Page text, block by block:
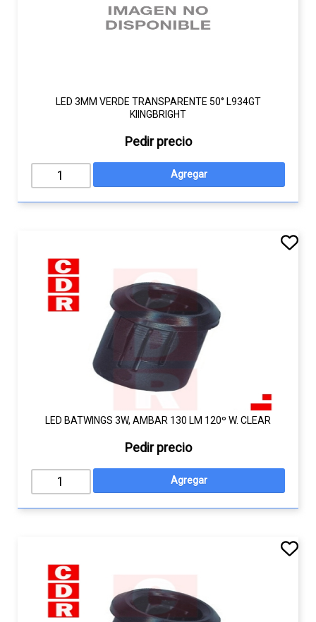
LED 3MM VERDE TRANSPARENTE 50° L934GT
KIINGBRIGHT
Pedir precio
LED BATWINGS 3W, AMBAR 130 LM 120º W. CLEAR
Pedir precio